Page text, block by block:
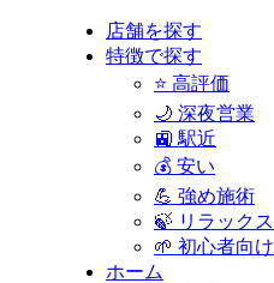
店舗を探す
特徴で探す
⭐ 高評価
🌙 深夜営業
🚉 駅近
💰 安い
💪 強め施術
🍃 リラックス
🌱 初心者向け
ホーム